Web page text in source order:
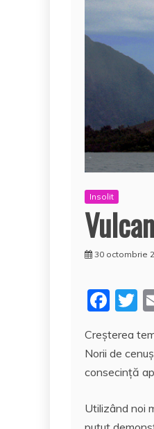
Insolit
30 octombrie
F
c
e
o
T
Creşterea
Norii de
consecinţă
Utilizând noi